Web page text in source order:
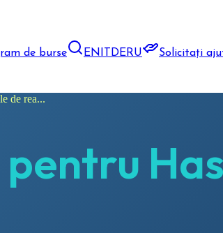
de burse EN DERU Solicitați
de rea...